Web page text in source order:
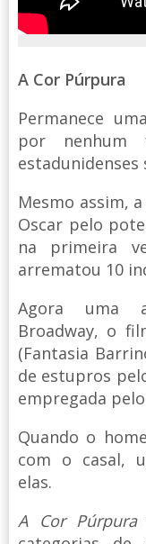
A Cor Púrpura
Permanece
por nenhum
estadunidenses
Mesmo assim,
Oscar pelo
na primeira
arrematou 10
Agora uma
Broadway, o
(Fantasia
de estupros
empregada
Quando o
com o casal,
elas.
A Cor Púrpura